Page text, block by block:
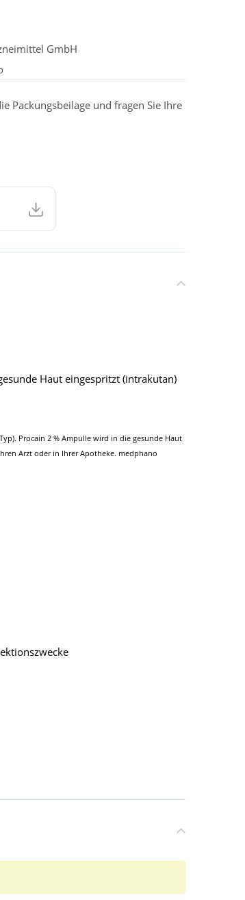
GmbH
Packungsbeilage und fragen Sie Ihre
Haut eingespritzt (intrakutan)
Procain 2 % Ampulle wird in die gesunde Haut
Arzt oder in Ihrer Apotheke. medphano